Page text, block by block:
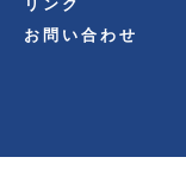
リンク
お問い合わせ